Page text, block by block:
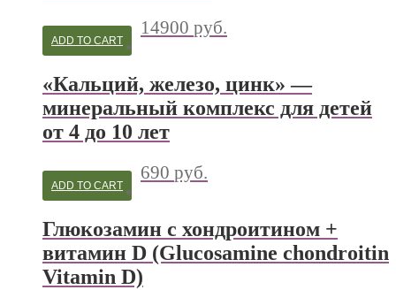
14900 руб.
ADD TO CART
«Кальций, железо, цинк» —
минеральный комплекс для детей
от 4 до 10 лет
690 руб.
ADD TO CART
Глюкозамин с хондроитином +
витамин D (Glucosamine chondroitin
Vitamin D)